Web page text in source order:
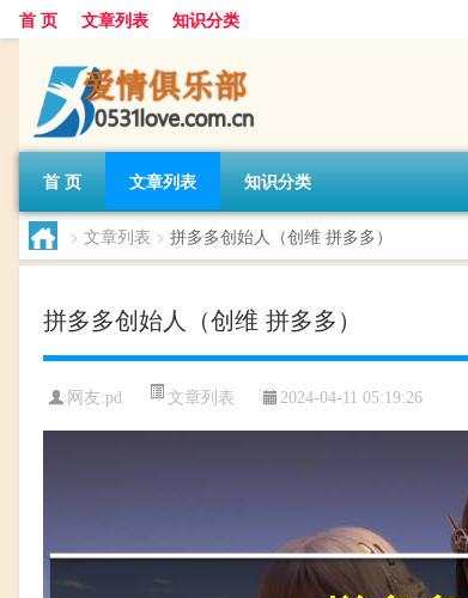
首 页 文章列表 知识分类
首 页 文章列表 知识分类
> 文章列表 > 拼多多创始人（创维 拼多多）
拼多多创始人（创维 拼多多）
网友:pd 文章列表 2024-04-11 05:19:26